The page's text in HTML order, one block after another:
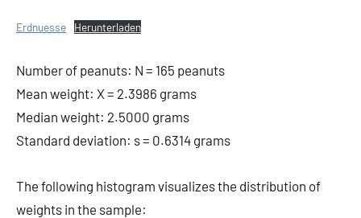
Erdnuesse Herunterladen
Number of peanuts: N = 165 peanuts
Mean weight: X = 2.3986 grams
Median weight: 2.5000 grams
Standard deviation: s = 0.6314 grams
The following histogram visualizes the distribution of
weights in the sample: